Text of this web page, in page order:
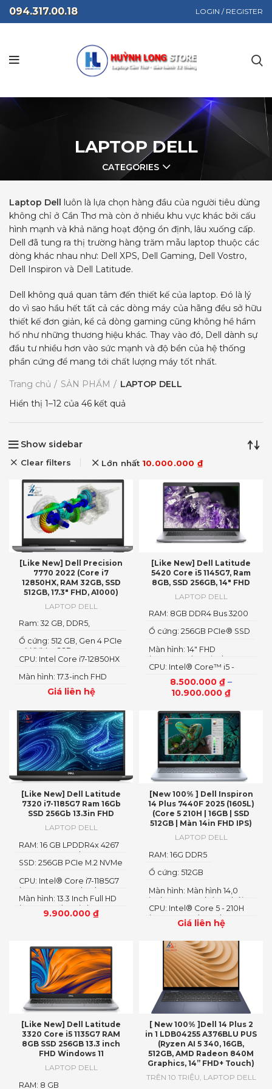
094.317.00.18 LOGIN / REGISTER
LAPTOP DELL
CATEGORIES
Laptop Dell
luôn là lựa chọn hàng đầu của người tiêu dùng
không chỉ ở Cần Thơ mà còn ở nhiều khu vực khác bởi cấu
hình mạnh và khả năng hoạt động ổn định, lâu xuống cấp.
Dell đã tung ra thị trường hàng trăm mẫu laptop thuộc các
dòng khác nhau như: Dell XPS, Dell Gaming, Dell Vostro,
Dell Inspiron và Dell Latitude.
Dell không quá quan tâm đến thiết kế của laptop. Đó là lý
do vì sao hầu hết tất cả các dòng máy của hãng đều sở hữu
thiết kế đơn giản, kể cả dòng gaming cũng không hề hầm
hố như những thương hiệu khác. Thay vào đó, Dell dành sự
đầu tư nhiều hơn vào sức mạnh và độ bền của hệ thống
phần cứng để mang tới chất lượng máy tốt nhất.
Trang chủ SẢN PHẨM
LAPTOP DELL
Hiển thị 1–12 của 46 kết quả
Show sidebar
Clear filters Lớn nhất 10.000.000₫
[Like New] Dell Precision
7770 2022 (Core i7
12850HX, RAM 32GB, SSD
512GB, 17.3″ FHD, A1000)
LAPTOP DELL
Giá liên hệ
Màn hình: 17.3-inch FHD
1920 x 1080
CPU: Intel Core i7-12850HX
Ổ cứng: 512 GB, Gen 4 PCIe
x4 NVMe, SSD
Ram: 32 GB, DDR5,
[Like New] Dell Latitude
5420 Core i5 1145G7, Ram
8GB, SSD 256GB, 14″ FHD
LAPTOP DELL
8.500.000 ₫ –
10.900.000 ₫
CPU: Intel® Core™ i5 -
1135G7 2.4GHz, up to
4.2GHz, 8MB
Màn hình: 14" FHD
(1920x1080), Anti-Glare
Ổ cứng: 256GB PCIe® SSD
RAM: 8GB DDR4 Bus 3200
[Like New] Dell Latitude
7320 i7-1185G7 Ram 16Gb
SSD 256Gb 13.3in FHD
LAPTOP DELL
9.900.000 ₫
Màn hình: 13.3 Inch Full HD
(1920×1080) AntiGlare,
Non-Touch, 250 nits,
CPU: Intel® Core i7-1185G7
(4 Core, 12M cache, base
3.0GHz, up to 4.8GHz,
SSD: 256GB PCIe M.2 NVMe
RAM: 16 GB LPDDR4x 4267
MHz, Integrated
[New 100% ] Dell Inspiron
14 Plus 7440F 2025 (1605L)
(Core 5 210H | 16GB | SSD
512GB | Màn 14in FHD IPS)
LAPTOP DELL
Giá liên hệ
CPU: Intel® Core 5 - 210H
(8 Cores, 12 Threads, 12MB
Cache, up to 5.2 GHz)
Màn hình: Màn hình 14,0
inch IPS FHD Chống chói
300nits WVA/IPS với
ComfortView Plus
Ổ cứng: 512GB
RAM: 16G DDR5
[Like New] Dell Latitude
3320 Core i5 1135G7 RAM
8GB SSD 256GB 13.3 inch
FHD Windows 11
LAPTOP DELL
RAM: 8 GB
[ New 100% ]Dell 14 Plus 2
in 1 LDB04255 A376BLU PUS
(Ryzen AI 5 340, 16GB,
512GB, AMD Radeon 840M
Graphics, 14” FHD+ Touch)
TRÊN 10 TRIỆU, LAPTOP DELL